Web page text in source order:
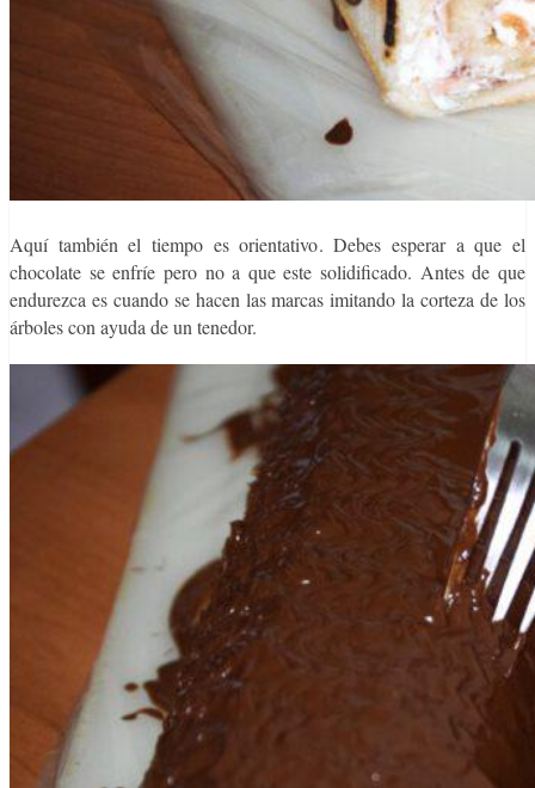
Aquí también el tiempo es orientativo. Debes esperar a que el
chocolate se enfríe pero no a que este solidificado. Antes de que
endurezca es cuando se hacen las marcas imitando la corteza de los
árboles con ayuda de un tenedor.